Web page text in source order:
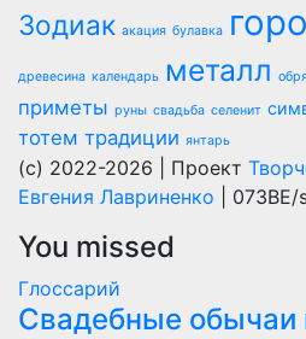
Зодиак акация булавка
древесина календарь металл
приметы руны свадьба селенит
тотем традиции янтарь
(c) 2022-2026 | Проект
Евгения Лавриненко | 073BE/
You missed
Глоссарий
Свадебные обычаи